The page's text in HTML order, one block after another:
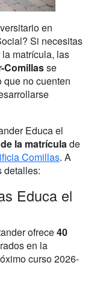
en
Si necesitas
matrícula, las
Comillasse
no cuenten
Educa el
la matrículade
Comillas. A
detalles:
Educa el
ofrece40
en la
curso 2026-